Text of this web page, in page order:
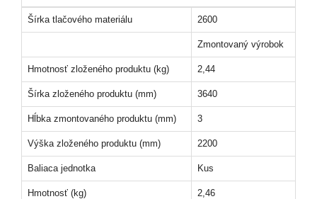
Šírka tlačového materiálu 2600
Zmontovaný výrobok
Hmotnosť zloženého produktu (kg) 2,44
Šírka zloženého produktu (mm) 3640
Hĺbka zmontovaného produktu (mm) 3
Výška zloženého produktu (mm) 2200
Baliaca jednotka Kus
Hmotnosť (kg) 2,46